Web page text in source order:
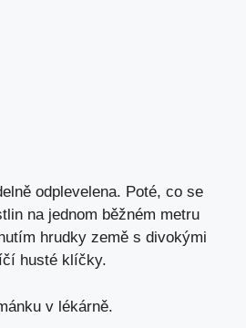
odplevelena. Poté, co se
na jednom běžném metru
hrudky země s divokými
husté klíčky.
v lékárně.